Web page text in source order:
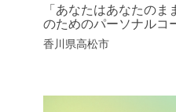
「あなたはあなたの
のためのパーソナル
香川県高松市